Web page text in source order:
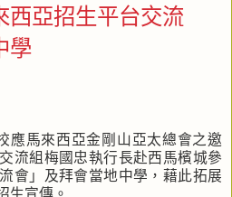
西亞招生平台交流
學
應馬來西亞金剛山亞太總會之邀
流組梅國忠執行長赴西馬檳城參
會」及拜會當地中學，藉此拓展
生宣傳。